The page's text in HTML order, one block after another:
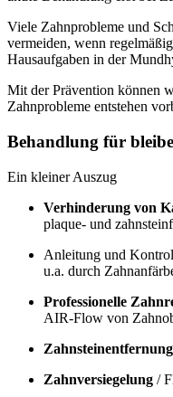
Viele Zahnprobleme und
vermeiden, wenn
Hausaufgaben in der
Mit der Prävention können
Zahnprobleme entstehen
Behandlung für
Ein kleiner Auszug
Verhinderung von
plaque- und
Anleitung und
u.a. durch
Professionelle
AIR-Flow von
Zahnsteinentfernung
Zahnversiegelung /